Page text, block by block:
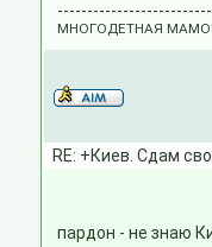
МНОГОДЕТНАЯ
RE: +Киев. Сдам
пардон - не знаю